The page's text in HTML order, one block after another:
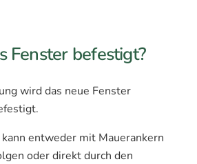
Fenster befestigt?
wird das neue Fenster
entweder mit Mauerankern
oder direkt durch den